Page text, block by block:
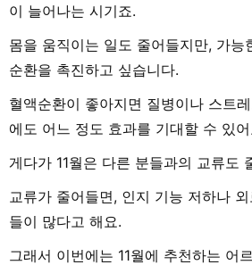
이 늘어나는 시기죠.
몸을 움직이는 일도 줄어들지만, 가능
순환을 촉진하고 싶습니다.
혈액순환이 좋아지면 질병이나 스트
에도 어느 정도 효과를 기대할 수 있
게다가 11월은 다른 분들과의 교류도
교류가 줄어들면, 인지 기능 저하나
들이 많다고 해요.
그래서 이번에는 11월에 추천하는 어